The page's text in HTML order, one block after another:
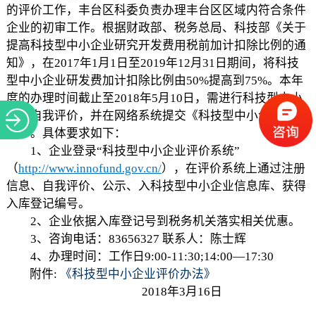
的评价工作，丰台区科委负责办理丰台区区域内符合条件
企业的初审工作。根据财政部、税务总局、科技部《关于
提高科技型中小企业研究开发费用税前加计扣除比例的通
知》，在2017年1月1日至2019年12月31日期间，将科技
型中小企业研发费加计扣除比例由50%提高到75%。本年
度的办理时间截止至2018年5月10日，需进行科技型中小
企业自我评价，并在网络系统提交《科技型中小企业信息
表》。具体要求如下：
1、企业登录“科技型中小企业评价系统”
（http://www.innofund.gov.cn/），在评价系统上通过注册
信息、自我评价、公示、入科技型中小企业信息库、获得
入库登记编号。
2、企业依据入库登记号到税务机关落实相关优惠。
3、咨询电话：83656327 联系人：陈士辉
4、办理时间：工作日9:00-11:30;14:00—17:30
附件:
《科技型中小企业评价办法》
2018年3月16日